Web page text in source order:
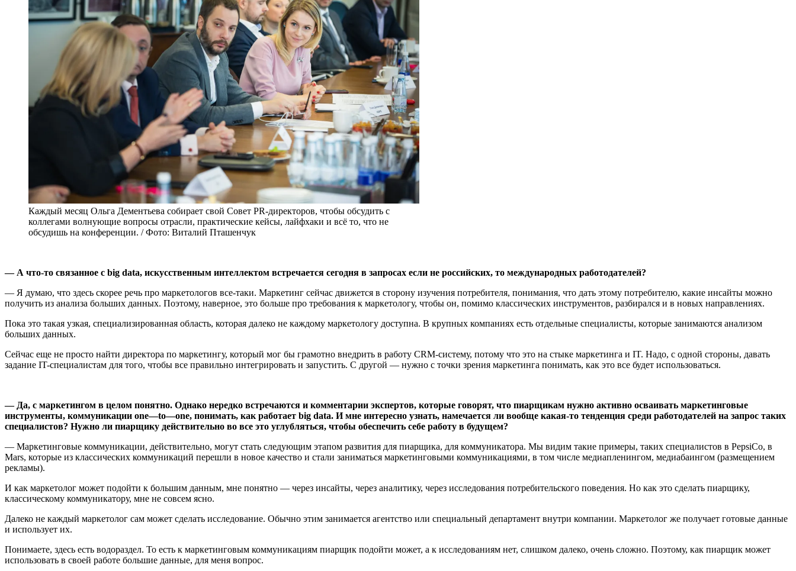
Каждый месяц Ольга Дементьева собирает свой Совет PR-директоров, чтобы обсудить с
коллегами волнующие вопросы отрасли, практические кейсы, лайфхаки и всё то, что не
обсудишь на конференции. / Фото: Виталий Пташенчук
— А что-то связанное с big data, искусственным интеллектом встречается сегодня в запросах если не российских, то международных работодателей?
— Я думаю, что здесь скорее речь про маркетологов все-таки. Маркетинг сейчас движется в сторону изучения потребителя, понимания, что дать этому потребителю, какие инсайты можно
получить из анализа больших данных. Поэтому, наверное, это больше про требования к маркетологу, чтобы он, помимо классических инструментов, разбирался и в новых направлениях.
Пока это такая узкая, специализированная область, которая далеко не каждому маркетологу доступна. В крупных компаниях есть отдельные специалисты, которые занимаются анализом
больших данных.
Сейчас еще не просто найти директора по маркетингу, который мог бы грамотно внедрить в работу CRM-систему, потому что это на стыке маркетинга и IT. Надо, с одной стороны, давать
задание IT-специалистам для того, чтобы все правильно интегрировать и запустить. С другой — нужно с точки зрения маркетинга понимать, как это все будет использоваться.
— Да, с маркетингом в целом понятно. Однако нередко встречаются и комментарии экспертов, которые говорят, что пиарщикам нужно активно осваивать маркетинговые
инструменты, коммуникации one—to—one, понимать, как работает big data. И мне интересно узнать, намечается ли вообще какая-то тенденция среди работодателей на запрос таких
специалистов? Нужно ли пиарщику действительно во все это углубляться, чтобы обеспечить себе работу в будущем?
— Маркетинговые коммуникации, действительно, могут стать следующим этапом развития для пиарщика, для коммуникатора. Мы видим такие примеры, таких специалистов в PepsiCo, в
Mars, которые из классических коммуникаций перешли в новое качество и стали заниматься маркетинговыми коммуникациями, в том числе медиапленингом, медиабаингом (размещением
рекламы).
И как маркетолог может подойти к большим данным, мне понятно — через инсайты, через аналитику, через исследования потребительского поведения. Но как это сделать пиарщику,
классическому коммуникатору, мне не совсем ясно.
Далеко не каждый маркетолог сам может сделать исследование. Обычно этим занимается агентство или специальный департамент внутри компании. Маркетолог же получает готовые данные
и использует их.
Понимаете, здесь есть водораздел. То есть к маркетинговым коммуникациям пиарщик подойти может, а к исследованиям нет, слишком далеко, очень сложно. Поэтому, как пиарщик может
использовать в своей работе большие данные, для меня вопрос.